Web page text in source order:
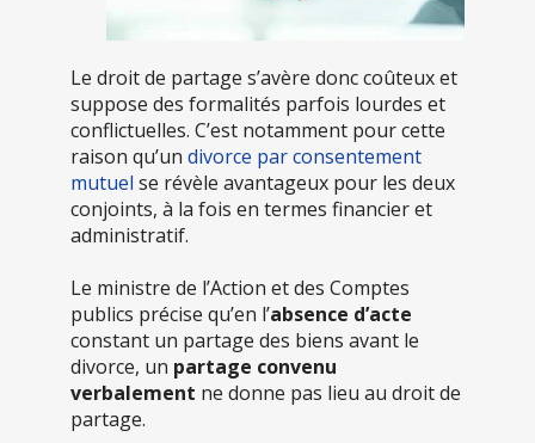
Le droit de partage s’avère donc coûteux et
suppose des formalités parfois lourdes et
conflictuelles. C’est notamment pour cette
raison qu’un divorce par consentement
mutuel se révèle avantageux pour les deux
conjoints, à la fois en termes financier et
administratif.
Le ministre de l’Action et des Comptes
publics précise qu’en l’absence d’acte
constant un partage des biens avant le
divorce, un partage convenu
verbalement ne donne pas lieu au droit de
partage.